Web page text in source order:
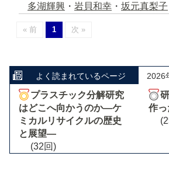
多湖輝興 ・ 岩貝和幸 ・ 坂元真梨子
« 前 1 次 »
よく読まれているページ 2026
プラスチック分解研究
はどこへ向かうのか―ケ
ミカルリサイクルの歴史
と展望―
(32回)
作っ